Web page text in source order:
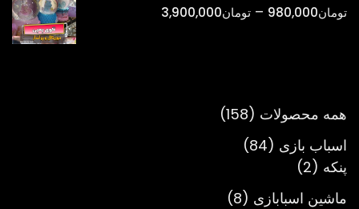
تومان900,000
تومان980,000
– تومان3,900,000
همه محصولات
158
158
اسباب بازی 84
84
پنکه 2
2
محصول
ماشین اسبابازی 8
8